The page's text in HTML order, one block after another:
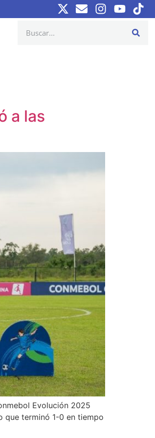
a las
Evolución 2025
que terminó 1-0 en tiempo